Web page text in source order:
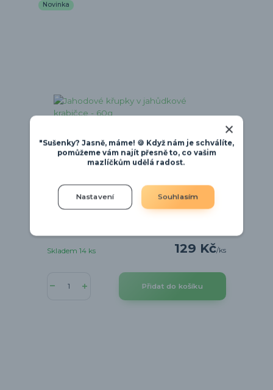
Novinka
129 Kč/ks
Skladem 14 ks
Přidat do košíku
"Sušenky? Jasně, máme! 🍪 Když nám je schválíte,
pomůžeme vám najít přesně to, co vašim
mazlíčkům udělá radost.
Nastavení Souhlasím